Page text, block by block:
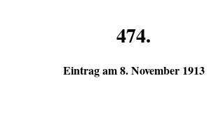
474.
Eintrag am 8. November 1913